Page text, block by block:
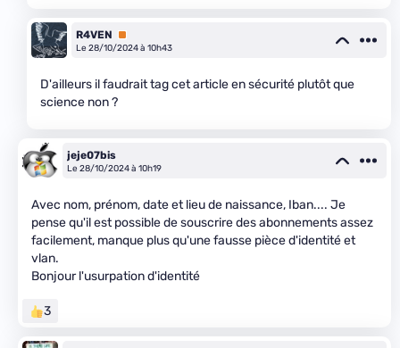
R4VEN
Premium
Le 28/10/2024 à 10h43
D'ailleurs il faudrait tag cet article en sécurité plutôt que
science non ?
jeje07bis
Le 28/10/2024 à 10h19
Avec nom, prénom, date et lieu de naissance, Iban.... Je
pense qu'il est possible de souscrire des abonnements assez
facilement, manque plus qu'une fausse pièce d'identité et
vlan.
Bonjour l'usurpation d'identité
3